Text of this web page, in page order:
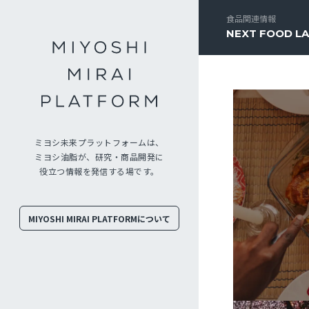
ミヨシ未来プラットフォームは、
ミヨシ油脂が、研究・商品開発に
役立つ情報を発信する場です。
MIYOSHI MIRAI PLATFORMについて
食品関連情報
NEXT FOOD